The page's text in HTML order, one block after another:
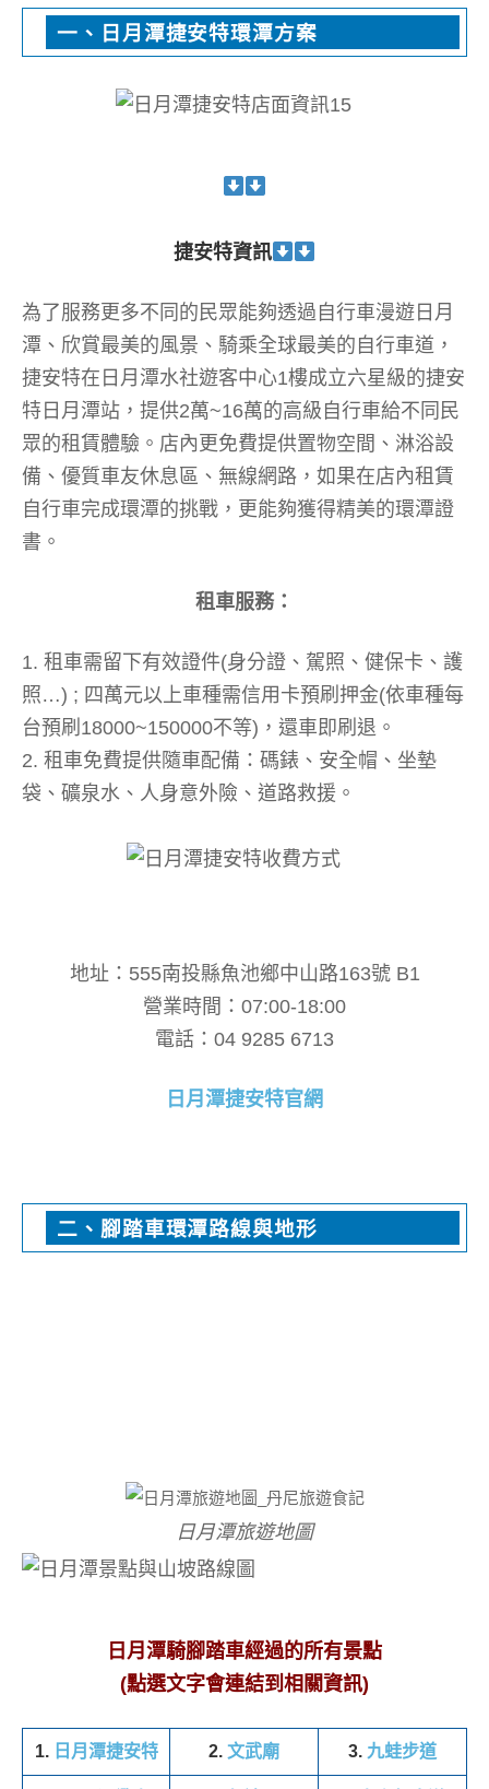
一、日月潭捷安特環潭方案
捷安特資訊
為了服務更多不同的民眾能夠透過自行車漫遊日月
潭、欣賞最美的風景、騎乘全球最美的自行車道，
捷安特在日月潭水社遊客中心1樓成立六星級的捷安
特日月潭站，提供2萬~16萬的高級自行車給不同民
眾的租賃體驗。店內更免費提供置物空間、淋浴設
備、優質車友休息區、無線網路，如果在店內租賃
自行車完成環潭的挑戰，更能夠獲得精美的環潭證
書。
租車服務：
1. 租車需留下有效證件(身分證、駕照、健保卡、護
照…) ; 四萬元以上車種需信用卡預刷押金(依車種每
台預刷18000~150000不等)，還車即刷退。
2. 租車免費提供隨車配備：碼錶、安全帽、坐墊
袋、礦泉水、人身意外險、道路救援。
地址：555南投縣魚池鄉中山路163號 B1
營業時間：07:00-18:00
電話：04 9285 6713
日月潭捷安特官網
二、腳踏車環潭路線與地形
日月潭旅遊地圖
日月潭騎腳踏車經過的所有景點
(點選文字會連結到相關資訊)
1. 日月潭捷安特 2. 文武廟 3. 九蛙步道